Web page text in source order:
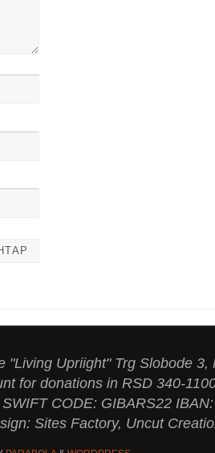
"Living Upriight" Trg Slobode 3,
for donations in RSD 340-
CODE: GIBARS22
Sites Factory, Uncut